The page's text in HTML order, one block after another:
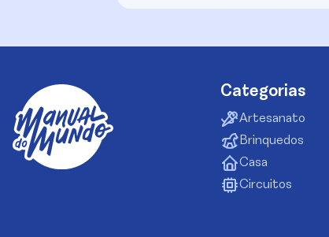
Categorias
Artesanato
Brinquedos
Casa
Circuitos